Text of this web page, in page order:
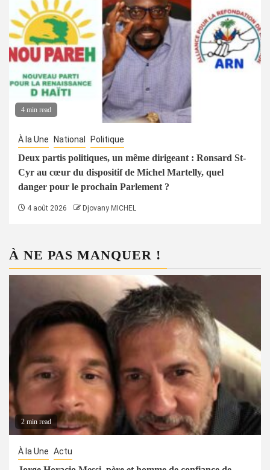
4 min read
À la Une National Politique
Deux partis politiques, un même dirigeant : Ronsard St-
Cyr au cœur du dispositif de Michel Martelly, quel
danger pour le prochain Parlement ?
4 août 2026 Djovany MICHEL
À NE PAS MANQUER !
2 min read
À la Une Actu